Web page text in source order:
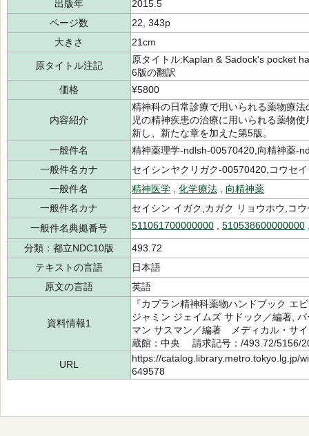
出版年
2015.5
ページ数
22, 343p
大きさ
21cm
原タイトル注記
原タイトル:Kaplan & Sadock's pocket
6版の翻訳
価格
¥5800
内容紹介
精神科の日常診療で用いられる薬物療
児の精神疾患の治療に用いられる薬物
新し、新たな章を加えた第5版。
一般件名
精神薬理学-ndlsh-00570420,向精神薬-
一般件名カナ
セイシンヤクリガク-00570420,コウセ
一般件名
精神医学 化学療法
向精神薬
一般件名カナ
セイシン イガク,カガク リョウホウ,コ
一般件名典拠番号
511061700000000 510538600000000
分類：都立NDC10版
493.72
テキストの言語
日本語
原文の言語
英語
資料情報1
『カプラン精神科薬物ハンドブック
ジャミン ジェイムズ サドック／編著,
マン サスマン／編著 メディカル・サ
蔵館：中央 請求記号：/493.72/5156/
URL
https://catalog.library.metro.tokyo.lg.jp/
649578